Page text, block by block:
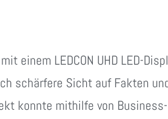
einem LEDCON UHD LED-
schärfere Sicht auf Fakten
konnte mithilfe von